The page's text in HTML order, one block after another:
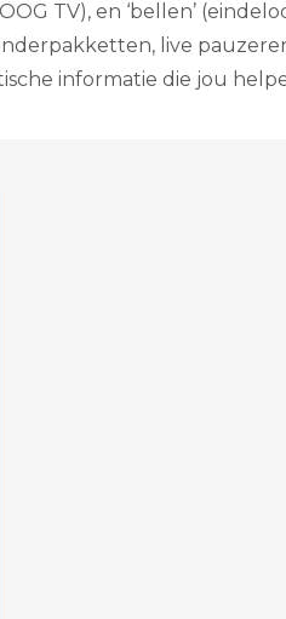
TV), en ‘bellen’
live
informatie die jou